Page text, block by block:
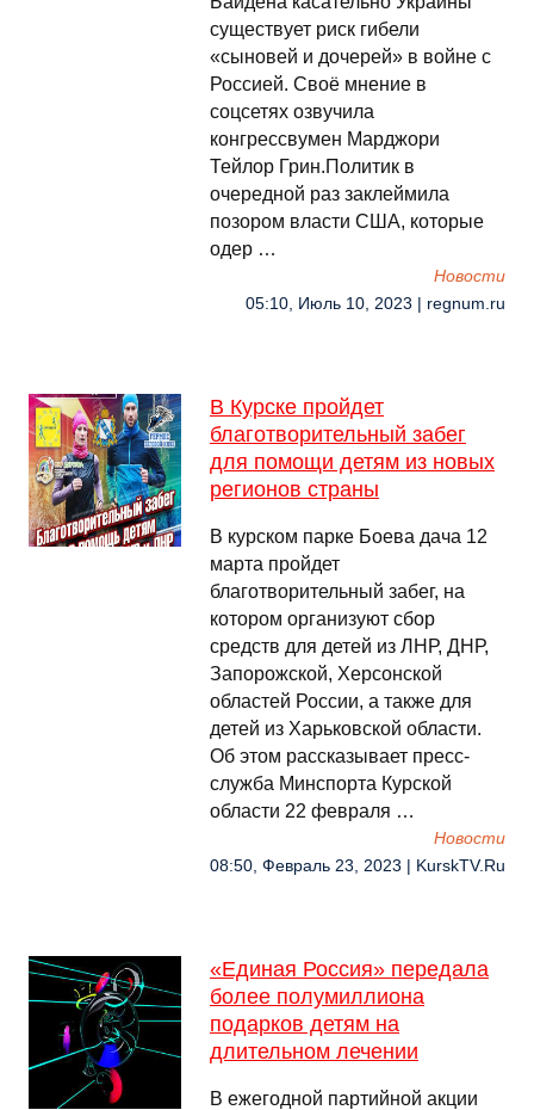
существует риск гибели
«сыновей и дочерей» в войне с
Россией. Своё мнение в
соцсетях озвучила
конгрессвумен Марджори
Тейлор Грин.Политик в
очередной раз заклеймила
позором власти США, которые
одер …
Новости
05:10, Июль 10, 2023 | regnum.ru
В Курске пройдет
благотворительный забег
для помощи детям из новых
регионов страны
В курском парке Боева дача 12
марта пройдет
благотворительный забег, на
котором организуют сбор
средств для детей из ЛНР, ДНР,
Запорожской, Херсонской
областей России, а также для
детей из Харьковской области.
Об этом рассказывает пресс-
служба Минспорта Курской
области 22 февраля …
Новости
08:50, Февраль 23, 2023 | KurskTV.Ru
«Единая Россия» передала
более полумиллиона
подарков детям на
длительном лечении
В ежегодной партийной акции